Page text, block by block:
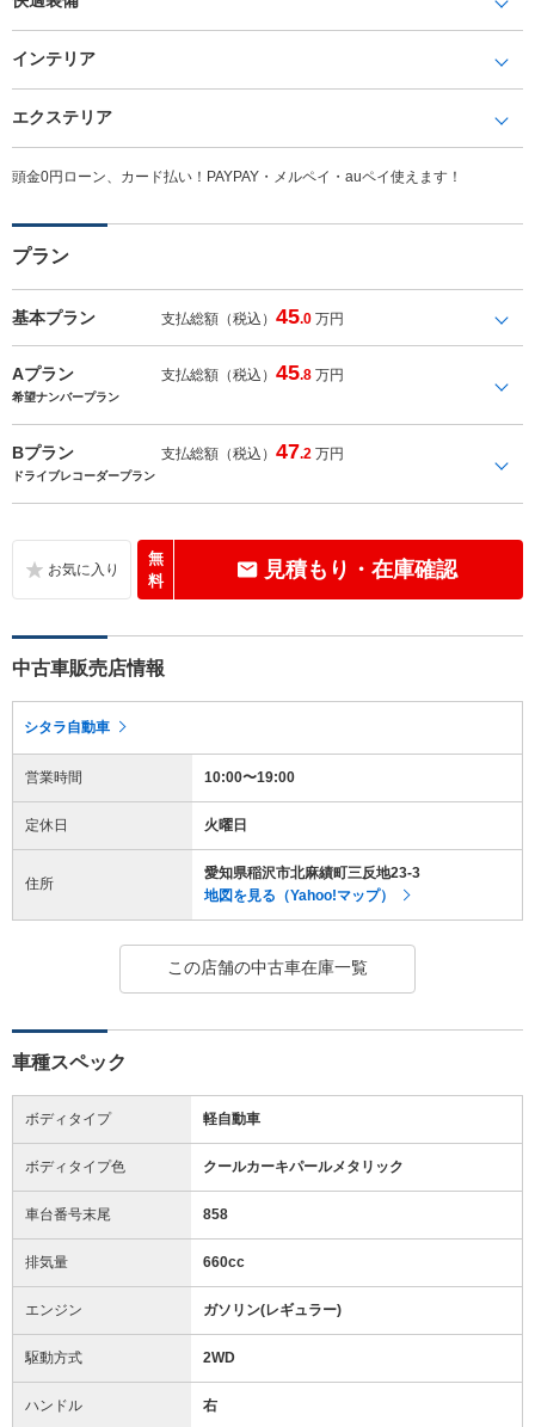
インテリア
エクステリア
頭金0円ローン、カード払い！PAYPAY・メルペイ・auペイ使えます！
プラン
基本プラン 支払総額（税込）45.0 万円
Aプラン 支払総額（税込）45.8 万円
希望ナンバープラン
Bプラン 支払総額（税込）47.2 万円
ドライブレコーダープラン
無
料
見積もり・在庫確認
中古車販売店情報
シタラ自動車
営業時間 10:00〜19:00
定休日 火曜日
住所
愛知県稲沢市北麻績町三反地23-3
地図を見る（Yahoo!マップ）
この店舗の中古車在庫一覧
車種スペック
ボディタイプ 軽自動車
ボディタイプ色 クールカーキパールメタリック
車台番号末尾 858
排気量 660cc
エンジン ガソリン(レギュラー)
駆動方式 2WD
ハンドル 右